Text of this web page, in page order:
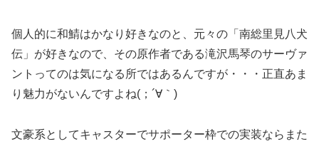
個人的に和鯖はかなり好きなのと、元々の「南総里見八犬
伝」が好きなので、その原作者である滝沢馬琴のサーヴァ
ントってのは気になる所ではあるんですが・・・正直あま
り魅力がないんですよね(；´∀｀)
文豪系としてキャスターでサポーター枠での実装ならまた